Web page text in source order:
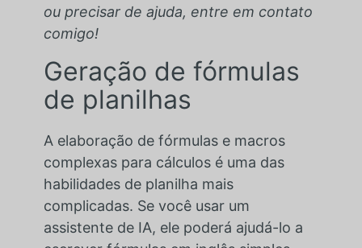
ou precisar de ajuda, entre em contato
comigo!
Geração de fórmulas
de planilhas
A elaboração de fórmulas e macros
complexas para cálculos é uma das
habilidades de planilha mais
complicadas. Se você usar um
assistente de IA, ele poderá ajudá-lo a